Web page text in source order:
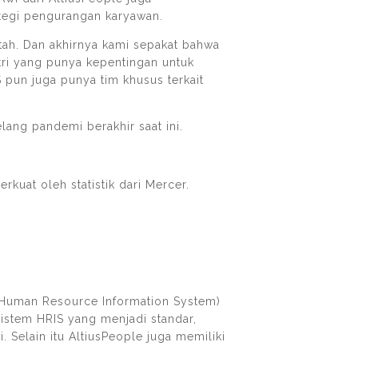
pengurangan karyawan.
Dan akhirnya kami sepakat bahwa
yang punya kepentingan untuk
pun juga punya tim khusus terkait
pandemi berakhir saat ini.
oleh statistik dari Mercer.
Resource Information System)
HRIS yang menjadi standar,
Selain itu AltiusPeople juga memiliki